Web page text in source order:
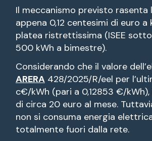
Il meccanismo previsto
appena 0,12 centesimi di euro
platea ristrettissima (ISEE
500 kWh a bimestre).
Considerando che il valore
ARERA 428/2025/R/eel per
c€/kWh (pari a 0,12853 €/
di circa 20 euro al mese.
non si consuma energia
totalmente fuori dalla rete.